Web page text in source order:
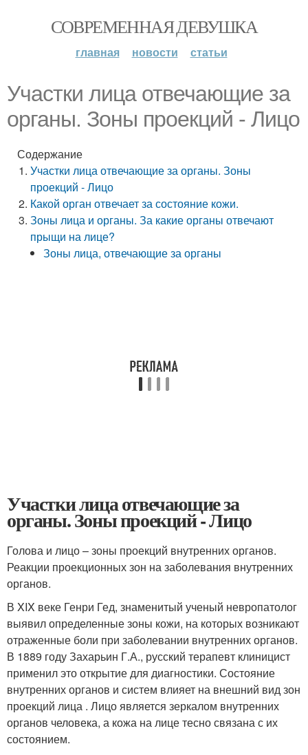
СОВРЕМЕННАЯ ДЕВУШКА
главная новости статьи
Участки лица отвечающие за
органы. Зоны проекций - Лицо
Содержание
Участки лица отвечающие за органы. Зоны
проекций - Лицо
Какой орган отвечает за состояние кожи.
Зоны лица и органы. За какие органы отвечают
прыщи на лице?
Зоны лица, отвечающие за органы
Участки лица отвечающие за
органы. Зоны проекций - Лицо
Голова и лицо – зоны проекций внутренних органов.
Реакции проекционных зон на заболевания внутренних
органов.
В XIX веке Генри Гед, знаменитый ученый невропатолог
выявил определенные зоны кожи, на которых возникают
отраженные боли при заболевании внутренних органов.
В 1889 году Захарьин Г.А., русский терапевт клиницист
применил это открытие для диагностики. Состояние
внутренних органов и систем влияет на внешний вид зон
проекций лица . Лицо является зеркалом внутренних
органов человека, а кожа на лице тесно связана с их
состоянием.